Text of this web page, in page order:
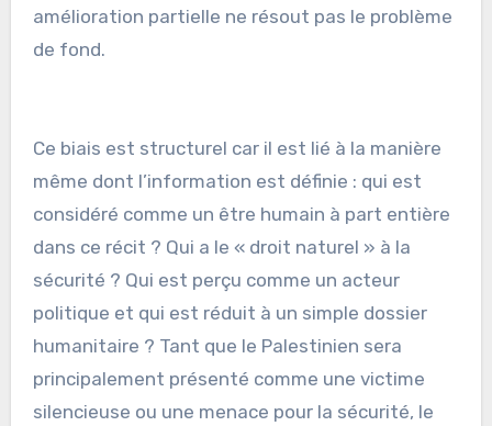
amélioration partielle ne résout pas le problème
de fond.
Ce biais est structurel car il est lié à la manière
même dont l’information est définie : qui est
considéré comme un être humain à part entière
dans ce récit ? Qui a le « droit naturel » à la
sécurité ? Qui est perçu comme un acteur
politique et qui est réduit à un simple dossier
humanitaire ? Tant que le Palestinien sera
principalement présenté comme une victime
silencieuse ou une menace pour la sécurité, le